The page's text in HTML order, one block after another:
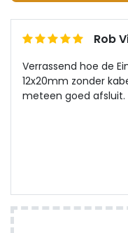
Rob
Verrassend hoe de
12x20mm zonder
meteen goed afsluit.